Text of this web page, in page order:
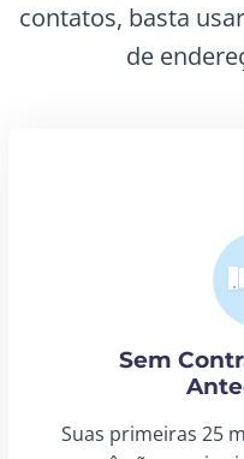
contatos, basta
de
Sem
Suas primeiras 25